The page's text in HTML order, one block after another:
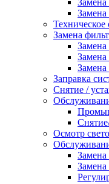
Техническое
Замена
Замена
Замена
Замена
Заправка
Снятие /
Осмотр
Замена